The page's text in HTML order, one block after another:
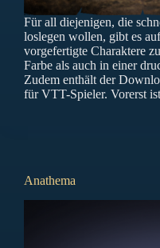
Für all diejenigen, die
loslegen wollen, gibt es
vorgefertigte Charaktere
Farbe als auch in einer
Zudem enthält der
für VTT-Spieler. Vorerst
Anathema